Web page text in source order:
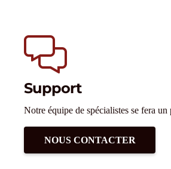
Support
Notre équipe de spécialistes se fera
NOUS CONTACTER